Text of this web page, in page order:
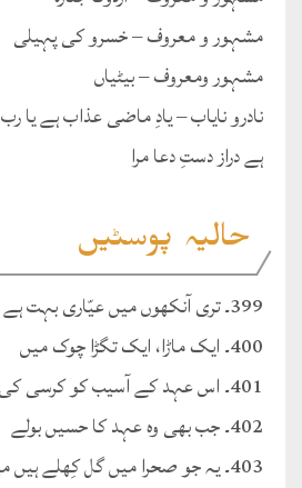
مشہور و معروف – خسرو کی پہیلی
مشہور ومعروف – بیٹیاں
نادرو نایاب – یادِ ماضی عذاب ہے یا رب
ہے دراز دستِ دعا مرا
حالیہ پوسٹیں
399۔ تری آنکھوں میں عیّاری بہت ہے
400۔ ایک ماڑا، ایک تگڑا چوک میں
401۔ اس عہد کے آسیب کو کرسی کی پڑی تھی
402۔ جب بھی وہ عہد کا حسیں بولے
403۔ یہ جو صحرا میں گل کِھلے ہیں میاں